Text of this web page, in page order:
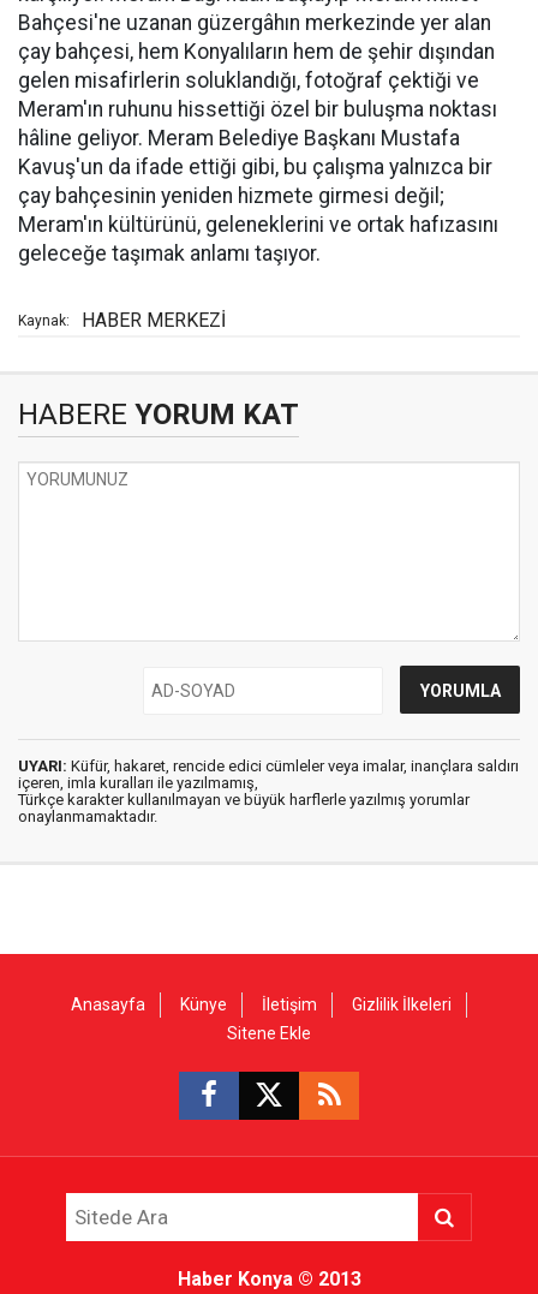
Bahçesi'ne uzanan güzergâhın merkezinde yer alan
çay bahçesi, hem Konyalıların hem de şehir dışından
gelen misafirlerin soluklandığı, fotoğraf çektiği ve
Meram'ın ruhunu hissettiği özel bir buluşma noktası
hâline geliyor. Meram Belediye Başkanı Mustafa
Kavuş'un da ifade ettiği gibi, bu çalışma yalnızca bir
çay bahçesinin yeniden hizmete girmesi değil;
Meram'ın kültürünü, geleneklerini ve ortak hafızasını
geleceğe taşımak anlamı taşıyor.
Kaynak: HABER MERKEZİ
HABERE YORUM KAT
UYARI: Küfür, hakaret, rencide edici cümleler veya imalar, inançlara saldırı
içeren, imla kuralları ile yazılmamış,
Türkçe karakter kullanılmayan ve büyük harflerle yazılmış yorumlar
onaylanmamaktadır.
Anasayfa Künye İletişim
Gizlilik İlkeleri
Sitene Ekle
Haber Konya© 2013